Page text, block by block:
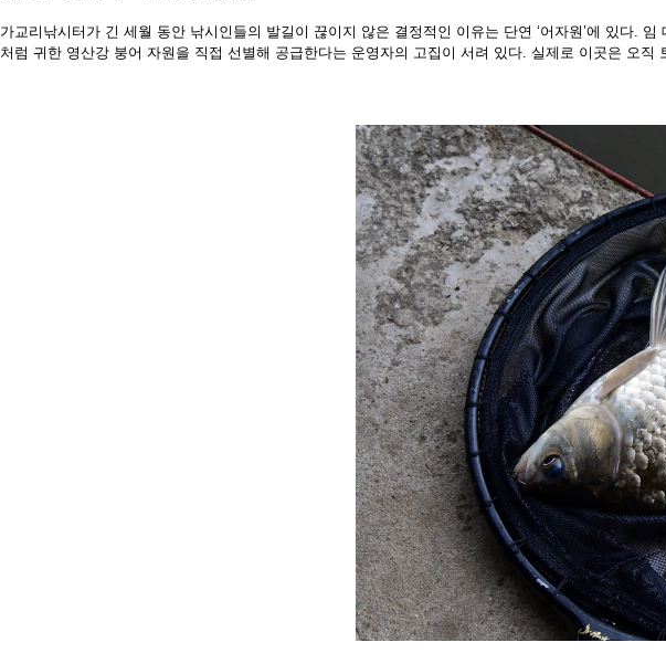
가교리낚시터가 긴 세월 동안 낚시인들의 발길이 끊이지 않은 결정적인 이유는 단연 ‘어자원’에 있다.
처럼 귀 한 영산강 붕어 자원을 직접 선별해 공급한다는 운영자의 고집이 서려 있다. 실제 로 이곳은 오직